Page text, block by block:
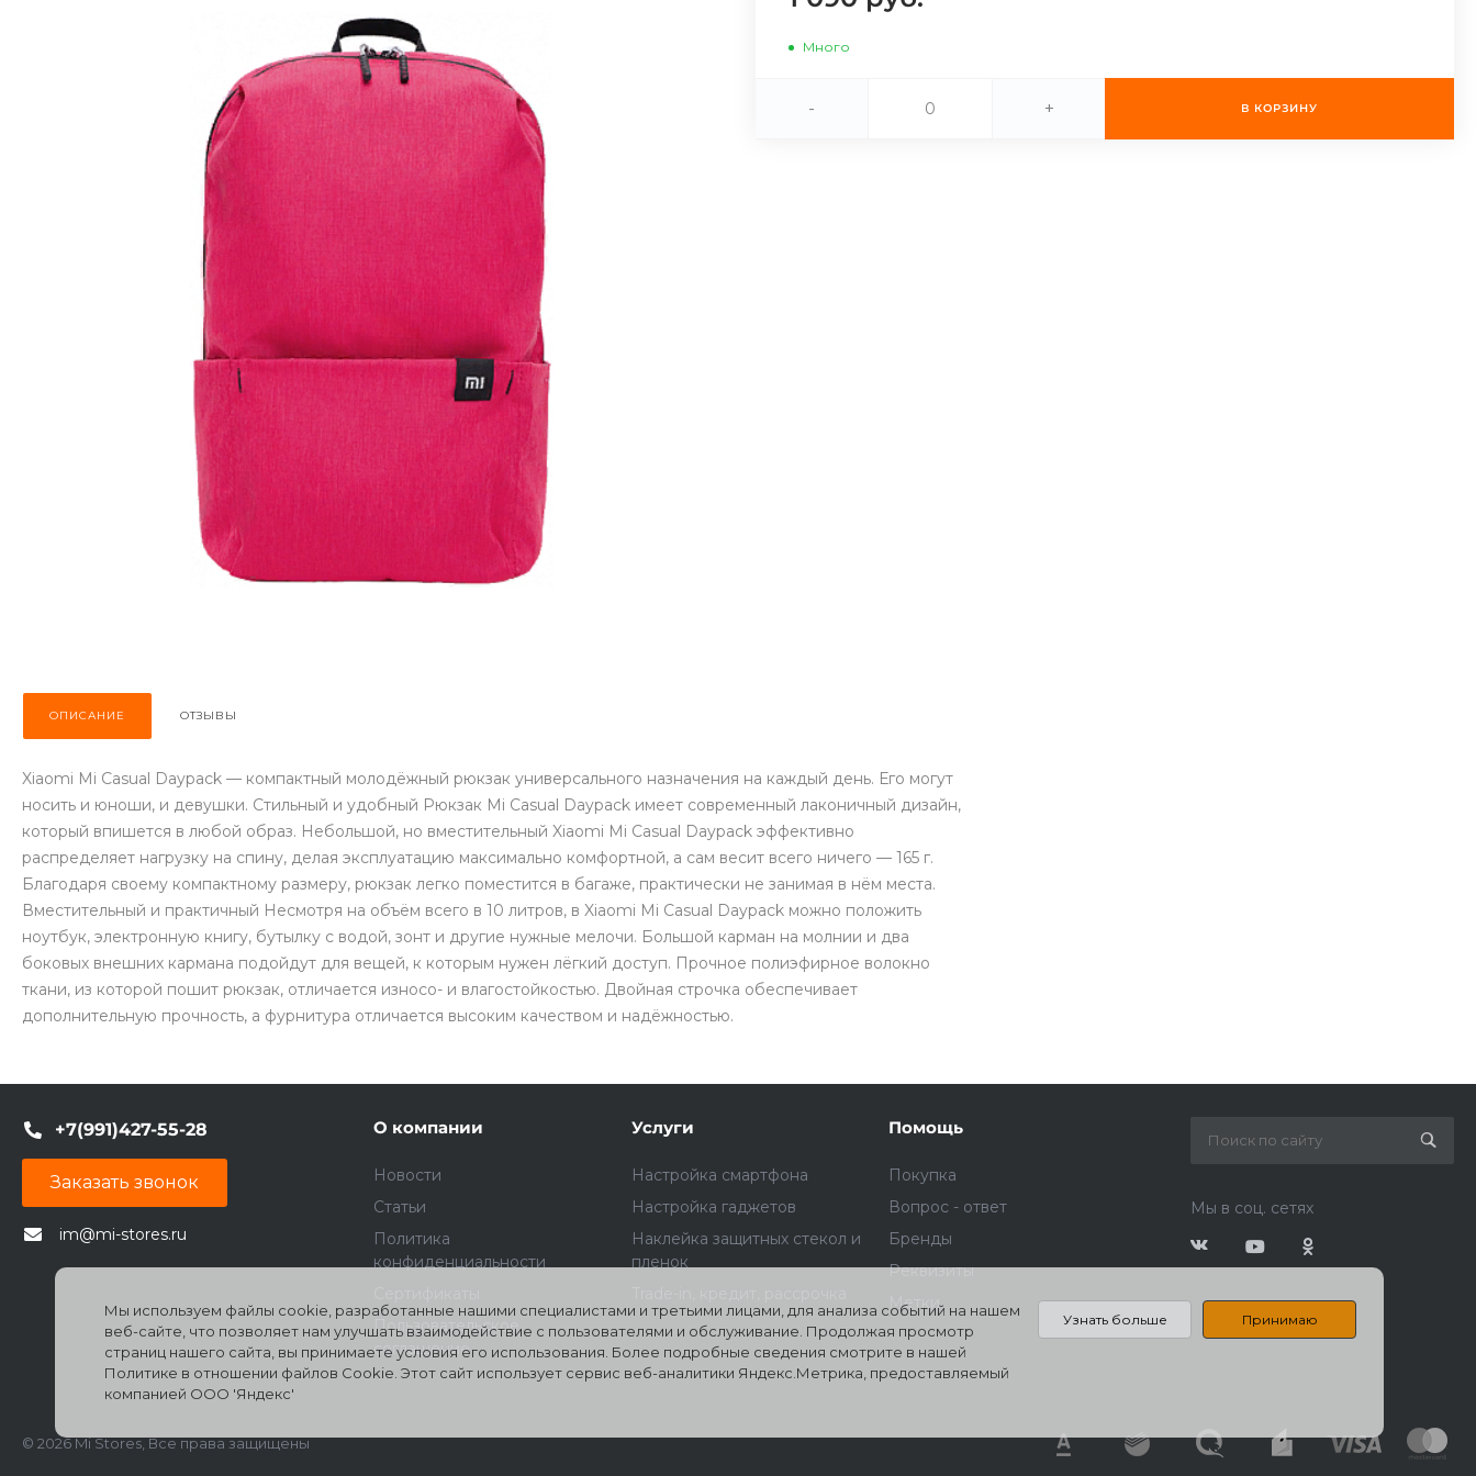
Добавляйте товары
Оплачивайте сегодня только
Получайте товар
Оставшиеся
с вашей карты
недели
Остались вопросы?
8 800 302-02-51
plait.ru
Много
- + В КОРЗИНУ
ОПИСАНИЕ ОТЗЫВЫ
Xiaomi Mi Casual Daypack — компактный молодёжный рюкзак универсального назначения на каждый день. Его могут
носить и юноши, и девушки. Стильный и удобный Рюкзак Mi Casual Daypack имеет современный лаконичный дизайн,
который впишется в любой образ. Небольшой, но вместительный Xiaomi Mi Casual Daypack эффективно
распределяет нагрузку на спину, делая эксплуатацию максимально комфортной, а сам весит всего ничего — 165 г.
Благодаря своему компактному размеру, рюкзак легко поместится в багаже, практически не занимая в нём места.
Вместительный и практичный Несмотря на объём всего в 10 литров, в Xiaomi Mi Casual Daypack можно положить
ноутбук, электронную книгу, бутылку с водой, зонт и другие нужные мелочи. Большой карман на молнии и два
боковых внешних кармана подойдут для вещей, к которым нужен лёгкий доступ. Прочное полиэфирное волокно
ткани, из которой пошит рюкзак, отличается износо- и влагостойкостью. Двойная строчка обеспечивает
дополнительную прочность, а фурнитура отличается высоким качеством и надёжностью.
+7(991)427-55-28
Заказать звонок
im@mi-stores.ru
О компании
Новости
Статьи
Политика
конфиденциальности
Пользовательское
соглашение
Услуги
Настройка смартфона
Настройка гаджетов
Наклейка защитных стекол и
пленок
Помощь
Покупка
Вопрос - ответ
Бренды
Реквизиты
Метки
Мы в соц. сетях
© 2026 Mi Stores, Все права защищены
Мы используем файлы cookie, разработанные нашими специалистами и третьими лицами, для анализа событий на нашем
веб-сайте, что позволяет нам улучшать взаимодействие с пользователями и обслуживание. Продолжая просмотр
страниц нашего сайта, вы принимаете условия его использования. Более подробные сведения смотрите в нашей
Политике в отношении файлов Cookie. Этот сайт использует сервис веб-аналитики Яндекс.Метрика, предоставляемый
компанией ООО 'Яндекс'
Узнать больше Принимаю